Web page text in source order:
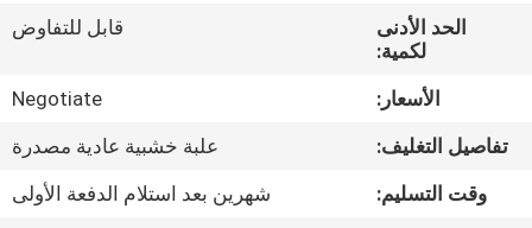
مراقبة
الجودة
اتصل
الحد الأدنى
لكمية:
قابل للتفاوض
الأسعار:
Negotiate
تفاصيل التغليف:
علبة خشبية عادية مصدرة
وقت التسليم:
شهرين بعد استلام الدفعة الأولى